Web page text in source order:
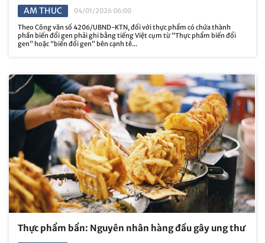
AM THUC
04/01/2026 06:00
Theo Công văn số 4206/UBND-KTN, đối với thực phẩm có chứa thành
phần biến đổi gen phải ghi bằng tiếng Việt cụm từ “Thực phẩm biến đổi
gen” hoặc “biến đổi gen” bên cạnh tê...
Thực phẩm bẩn: Nguyên nhân hàng đầu gây ung thư